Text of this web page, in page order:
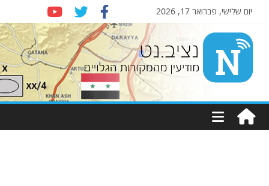
יום שלישי, פברואר 17, 2026
Nziv.net
מודיעין
מהמקורות